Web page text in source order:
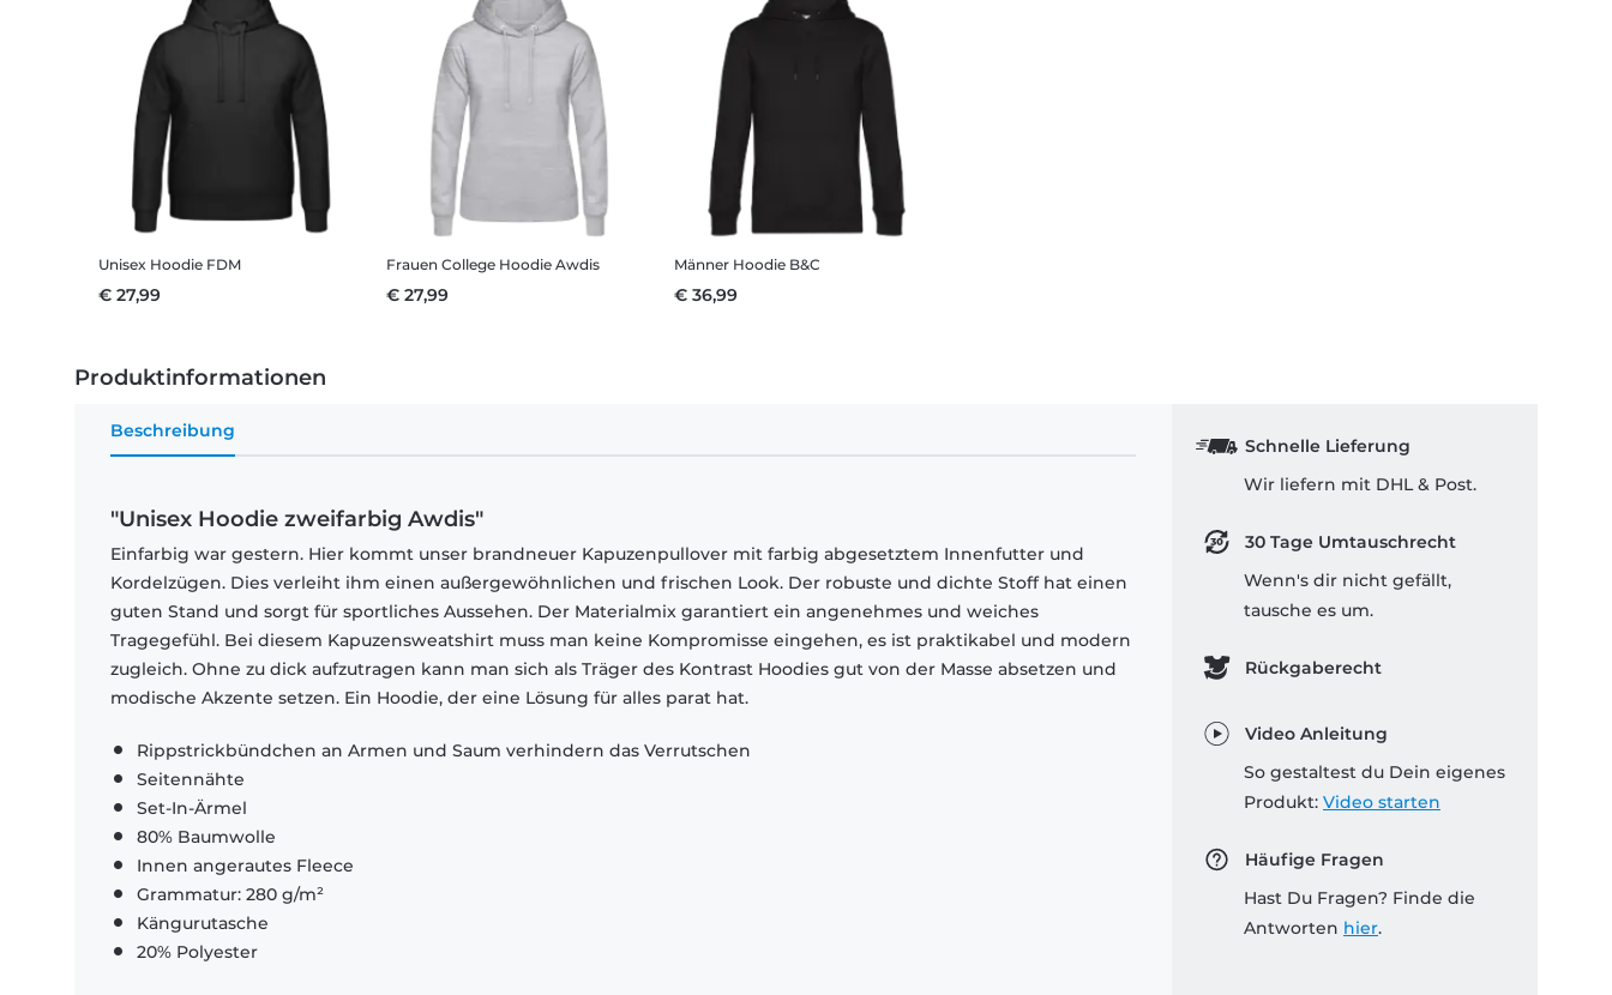
Unisex Hoodie FDM
€ 27,99
Frauen College Hoodie Awdis
€ 27,99
Männer Hoodie B&C
€ 36,99
Produktinformationen
Beschreibung
"Unisex Hoodie zweifarbig Awdis"
Einfarbig war gestern. Hier kommt unser brandneuer Kapuzenpullover mit farbig abgesetztem Innenfutter und
Kordelzügen. Dies verleiht ihm einen außergewöhnlichen und frischen Look. Der robuste und dichte Stoff hat einen
guten Stand und sorgt für sportliches Aussehen. Der Materialmix garantiert ein angenehmes und weiches
Tragegefühl. Bei diesem Kapuzensweatshirt muss man keine Kompromisse eingehen, es ist praktikabel und modern
zugleich. Ohne zu dick aufzutragen kann man sich als Träger des Kontrast Hoodies gut von der Masse absetzen und
modische Akzente setzen. Ein Hoodie, der eine Lösung für alles parat hat.
Rippstrickbündchen an Armen und Saum verhindern das Verrutschen
Seitennähte
Set-In-Ärmel
80% Baumwolle
Innen angerautes Fleece
Grammatur: 280 g/m²
Kängurutasche
20% Polyester
Schnelle Lieferung
Wir liefern mit DHL & Post.
30 Tage Umtauschrecht
Wenn's dir nicht gefällt,
tausche es um.
Rückgaberecht
Video Anleitung
So gestaltest du Dein eigenes
Produkt: Video starten
Häufige Fragen
Hast Du Fragen? Finde die
Antworten hier.